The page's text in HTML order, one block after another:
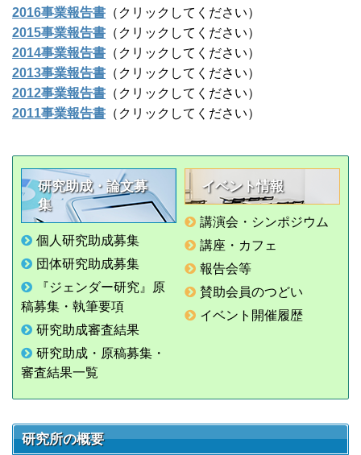
2016事業報告書 （クリックしてください）
2015事業報告書 （クリックしてください）
2014事業報告書 （クリックしてください）
2013事業報告書 （クリックしてください）
2012事業報告書 （クリックしてください）
2011事業報告書 （クリックしてください）
研究助成・論文募
集
個人研究助成募集
団体研究助成募集
『ジェンダー研究』原
稿募集・執筆要項
研究助成審査結果
研究助成・原稿募集・
審査結果一覧
イベント情報
講演会・シンポジウム
講座・カフェ
報告会等
賛助会員のつどい
イベント開催履歴
研究所の概要